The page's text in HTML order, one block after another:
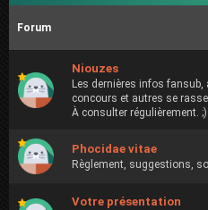
Forum
Niouzes
Les dernières infos
concours et autres se
À consulter régulièrement. ;)
Phocidae vitae
Règlement, suggestions,
Votre présentation